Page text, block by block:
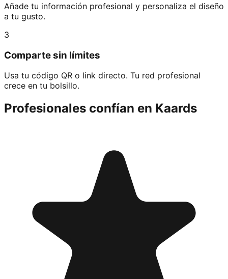
Añade tu información profesional y personaliza el diseño
a tu gusto.
3
Comparte sin límites
Usa tu código QR o link directo. Tu red profesional
crece en tu bolsillo.
Profesionales confían en Kaards